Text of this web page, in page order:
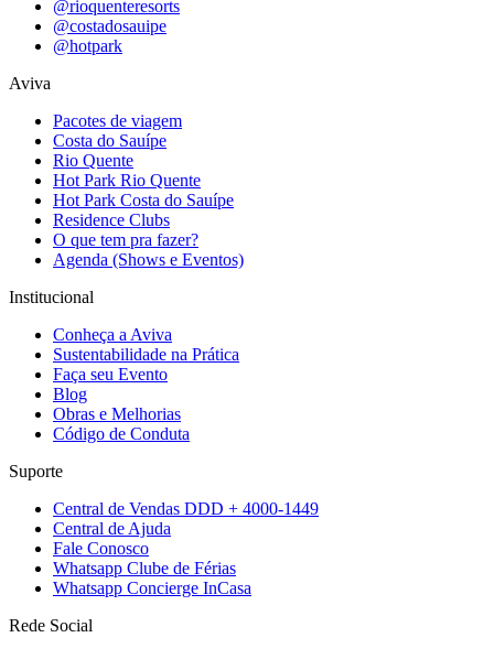
@rioquenteresorts
@costadosauipe
@hotpark
Aviva
Pacotes de viagem
Costa do Sauípe
Rio Quente
Hot Park Rio Quente
Hot Park Costa do Sauípe
Residence Clubs
O que tem pra fazer?
Agenda (Shows e Eventos)
Institucional
Conheça a Aviva
Sustentabilidade na Prática
Faça seu Evento
Blog
Obras e Melhorias
Código de Conduta
Suporte
Central de Vendas DDD + 4000-1449
Central de Ajuda
Fale Conosco
Whatsapp Clube de Férias
Whatsapp Concierge InCasa
Rede Social